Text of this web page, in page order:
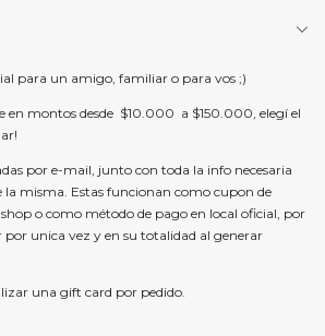
para un amigo, familiar o para vos ;)
en montos desde $10.000 a $150.000, elegí el
por e-mail, junto con toda la info necesaria
la misma. Estas funcionan como cupon de
o como método de pago en local oficial, por
por unica vez y en su totalidad al generar
una gift card por pedido.